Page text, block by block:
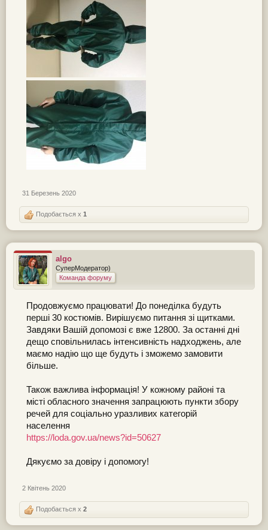
31 Березень 2020
Подобається x 1
algo
СуперМодератор)
Команда форуму
Продовжуємо працювати! До понеділка будуть
перші 30 костюмів. Вирішуємо питання зі щитками.
Завдяки Вашій допомозі є вже 12800. За останні дні
дещо сповільнилась інтенсивність надходжень, але
маємо надію що ще будуть і зможемо замовити
більше.
Також важлива інформація! У кожному районі та
місті обласного значення запрацюють пункти збору
речей для соціально уразливих категорій
населення
https://loda.gov.ua/news?id=50627
Дякуємо за довіру і допомогу!
2 Квітень 2020
Подобається x 2